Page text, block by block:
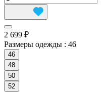
2 699 ₽
Размеры одежды : 46
46
48
50
52